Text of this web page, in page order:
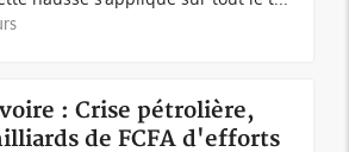
: Crise pétrolière,
de FCFA d'efforts